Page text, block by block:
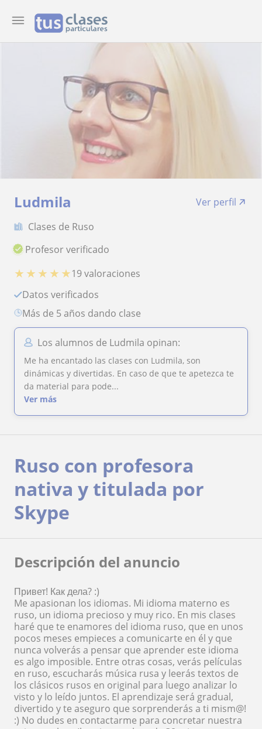
Ludmila
Ver perfil
Clases de Ruso
Profesor verificado
★ ★ ★ ★ ★19 valoraciones
Datos verificados
más de 5 años dando clase
Los alumnos de Ludmila opinan:
Me ha encantado las clases con Ludmila, son
dinámicas y divertidas. En caso de que te apetezca te
da material para pode...
Ver más
Ruso con profesora
nativa y titulada por
Skype
Descripción del anuncio
Привет! Как дела? :)
Me apasionan los idiomas. Mi idioma materno es
ruso, un idioma precioso y muy rico. En mis clases
haré que te enamores del idioma ruso, que en unos
pocos meses empieces a comunicarte en él y que
nunca volverás a pensar que aprender este idioma
es algo imposible. Entre otras cosas, verás películas
en ruso, escucharás música rusa y leerás textos de
los clásicos rusos en original para luego analizar lo
visto y lo leído juntos. El aprendizaje será gradual,
divertido y te aseguro que sorprenderás a ti mism@!
:) No dudes en contactarme para concretar nuestra